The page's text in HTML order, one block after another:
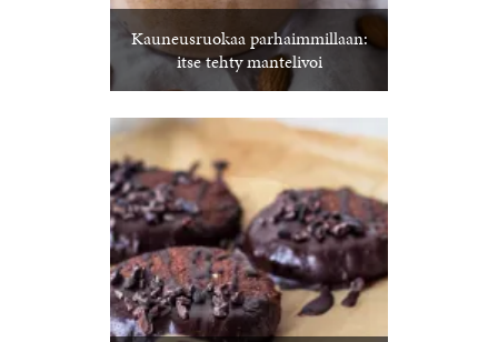
Kauneusruokaa parhaimmillaan:
itse tehty mantelivoi